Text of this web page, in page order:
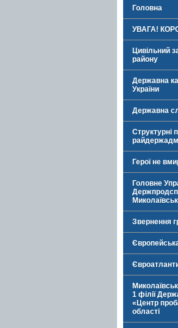
Головна
УВАГА!
Цивільний
району
Державна
України
Державна
Структурні
Герої не
Головне
Звернення
1 філії
«Центр
області